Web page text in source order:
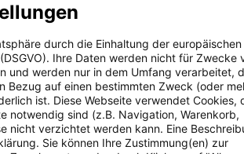
In der Sparte „Energietechnik“
In der Gesamtwertung holte sich Felix
aequo Sieg als „Bester Lehrling
sein – als Unternehmen, aber vor allem die
der Lehrlinge und dem
möglich. Unsere Lehrwerkstatt
und Mitarbeiter auf unserem Weg
AG-CEO Leonhard Schitter über die
durch die Einhaltung der europäischen
Ihre Daten werden nicht für Zwecke
und werden nur in dem Umfang verarbeitet,
Bezug auf einen bestimmten Zweck (oder
ist. Diese Webseite verwendet Cookies,
notwendig sind (z.B. Navigation, Warenkorb,
nicht verzichtet werden kann. Eine
Sie können Ihre Zustimmung(en) zur